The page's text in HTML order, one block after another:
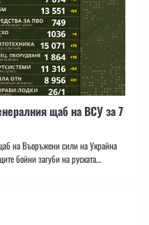
щаб на ВСУ за 7
на Въоръжени сили на Украйна
бойни загуби на руската…